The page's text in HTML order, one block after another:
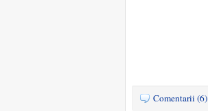
Comentarii (6)